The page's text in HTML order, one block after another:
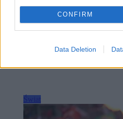
CONFIRM
Data Deletion